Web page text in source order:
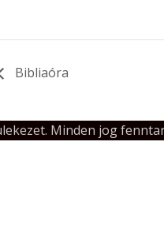
Bibliaóra
Minden jog